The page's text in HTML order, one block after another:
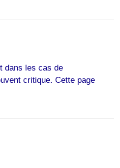
dans les cas de
critique. Cette page